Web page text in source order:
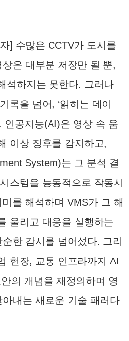
] 수많은 CCTV가 도시를
은 대부분 저장만 될 뿐,
석하지는 못한다. 그러나
록을 넘어, ‘읽히는 데이
인공지능(AI)은 영상 속 움
이상 징후를 감지하고,
System)는 그 분석 결
스템을 능동적으로 작동시
를 해석하며 VMS가 그 해
울리고 대응을 실행하는
한 감시를 넘어섰다. 그리
현장, 교통 인프라까지 AI
의 개념을 재정의하며 영
내는 새로운 기술 패러다